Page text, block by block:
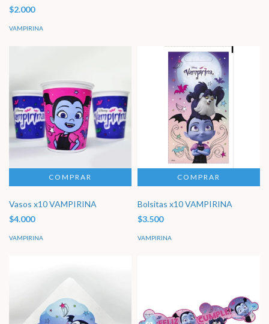
$2.000
VAMPIRINA
Vasos x10 VAMPIRINA
$4.000
VAMPIRINA
Bolsitas x10 VAMPIRINA
$3.500
VAMPIRINA